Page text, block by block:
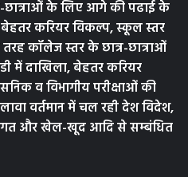
छात्राओं के लिए आगे की पढाई के
बेहतर करियर विकल्प, स्कूल स्तर
कॉलेज स्तर के छात्र-छात्राओं
में दाखिला, बेहतर करियर
व विभागीय परीक्षाओं की
वर्तमान में चल रही देश विदेश,
और खेल-खूद आदि से सम्बंधित